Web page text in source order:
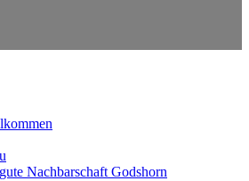
Nachbarschaft Godshorn